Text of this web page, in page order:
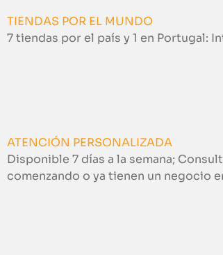
TIENDAS POR EL MUNDO
7 tiendas por el país y 1 en Portugal:
ATENCIÓN PERSONALIZADA
Disponible 7 días a la semana;
comenzando o ya tienen un negocio